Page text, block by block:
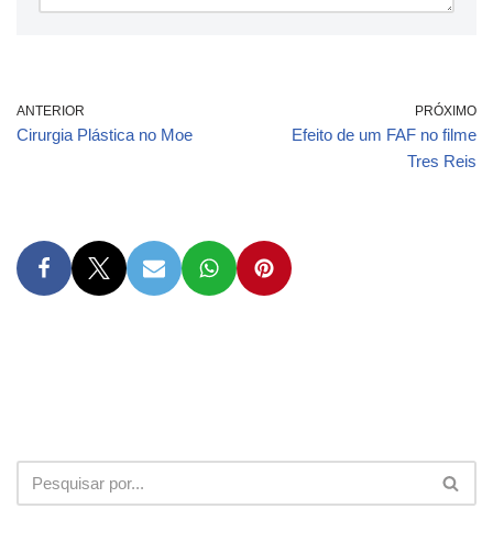
ANTERIOR
Cirurgia Plástica no Moe
PRÓXIMO
Efeito de um FAF no filme
Tres Reis